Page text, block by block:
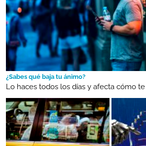
¿Sabes qué baja tu ánimo?
Lo haces todos los días y afecta cómo